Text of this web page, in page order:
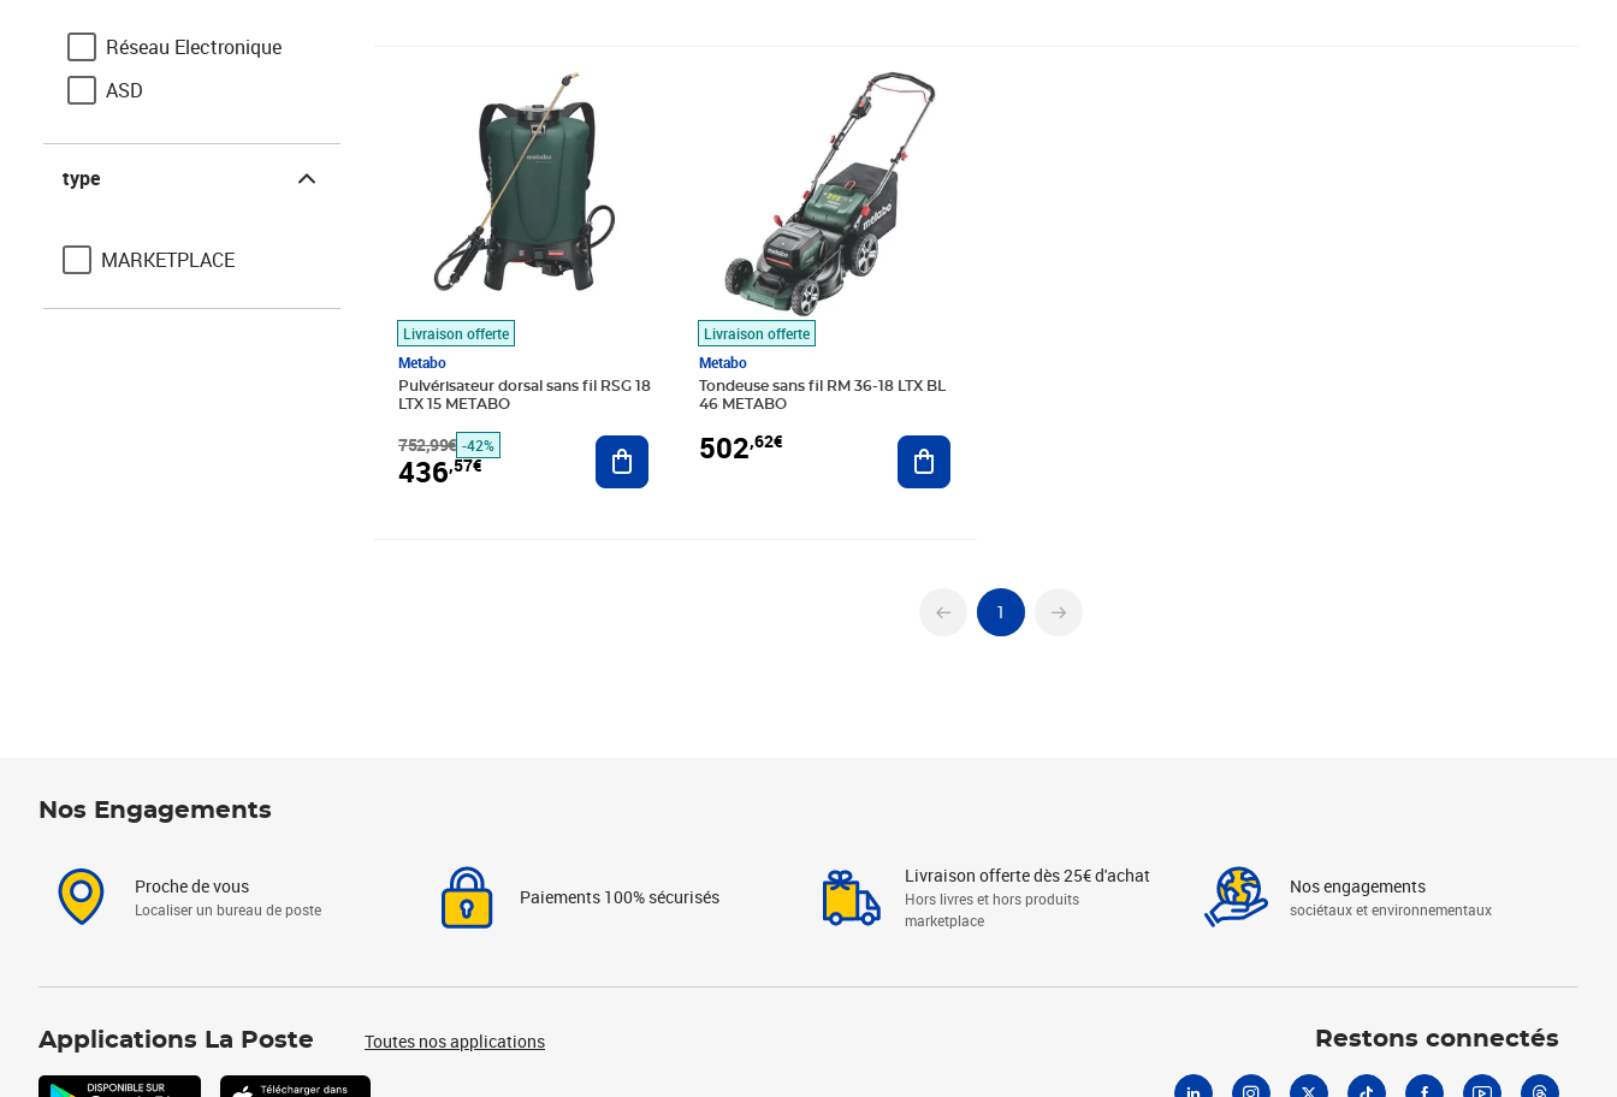
Réseau Electronique
ASD
type
MARKETPLACE
Livraison offerte
Metabo
Pulvérisateur dorsal sans fil RSG 18
LTX 15 METABO
752,99€ -42%
436,57€
Ajouter au panier
Livraison offerte
Metabo
Tondeuse sans fil RM 36-18 LTX BL
46 METABO
502,62€ Ajouter au panier
1
Nos Engagements
Proche de vous
Localiser un bureau de poste
Paiements 100% sécurisés
Livraison offerte dès 25€ d'achat
Hors livres et hors produits
marketplace
Nos engagements
sociétaux et environnementaux
Applications La Poste Toutes nos applications Restons connectés